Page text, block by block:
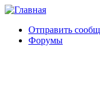
Отправить
Форумы